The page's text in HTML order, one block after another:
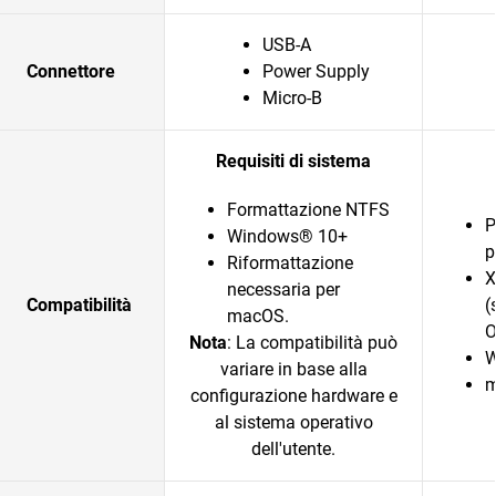
Connettore
USB-A
Power Supply
Micro-B
Compatibilità
Requisiti di sistema
Formattazione NTFS
Windows® 10+
Riformattazione
necessaria per
macOS.
Nota: La compatibilità può
variare in base alla
configurazione hardware e
al sistema operativo
dell'utente.